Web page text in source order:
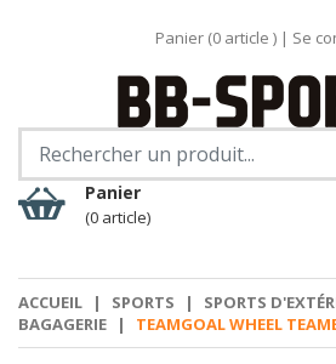
Panier (0article ) | Se
Panier
(0 article)
ACCUEIL | SPORTS | SPORTS
BAGAGERIE
| TEAMGOAL WHEEL